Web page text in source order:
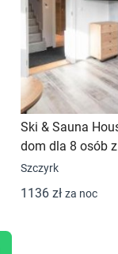
Ski & Sauna
dom dla 8 osób
Szczyrk
1136 zł za noc